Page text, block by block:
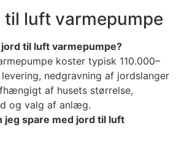
til luft varmepumpe
til luft varmepumpe?
koster typisk 110.000–
nedgravning af jordslanger
af husets størrelse,
og valg af anlæg.
jeg spare med jord til luft